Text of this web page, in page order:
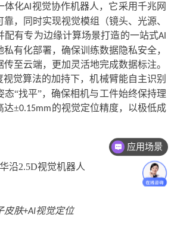
体化AI 视觉协作机器人，它采用千兆网
，同时实现视觉模组（镜头、光源、
配有专为边缘计算场景打造的一站式AI
有化部署，确保训练数据隐私安全，
至云端，更加灵活地完成数据标注。
视觉算法的加持下，机械臂能自主识别
“找平”，确保相机与工件始终保持理
达±0.15mm的视觉定位精度，以极低成
皮肤+AI视觉定位
应用场景